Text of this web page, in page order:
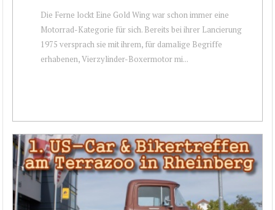
Die Ferne lockt Eine Gold Wing war schon immer eine
Motorrad-Kategorie für sich. Bereits bei ihrer Lancierung
1975 versprach sie mit ihrem, für damalige Begriffe
erhabenen, Vierzylinder-Boxermotor mi...